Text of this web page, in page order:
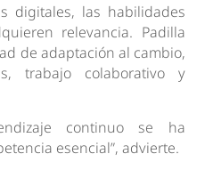
digitales, las habilidades
relevancia. Padilla
de adaptación al cambio,
trabajo colaborativo y
continuo se ha
esencial”, advierte.